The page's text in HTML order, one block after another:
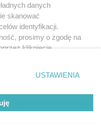
danych
skanować
identyfikacji.
prosimy o zgodę na
kliknięcie
ustawień prywatności
strony
wymagają zgody
się takiemu
zastosowanie tylko
USTAWIENIA